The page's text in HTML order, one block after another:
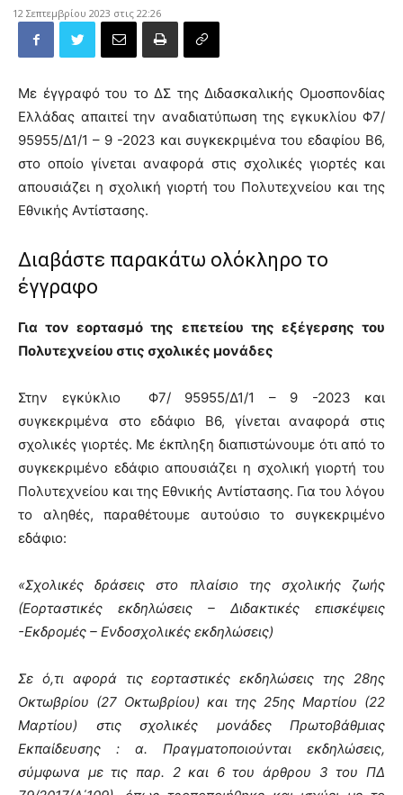
12 Σεπτεμβρίου 2023 στις 22:26
Με έγγραφό του το ΔΣ της Διδασκαλικής Ομοσπονδίας
Ελλάδας απαιτεί την αναδιατύπωση της εγκυκλίου Φ7/
95955/Δ1/1 – 9 -2023 και συγκεκριμένα του εδαφίου Β6,
στο οποίο γίνεται αναφορά στις σχολικές γιορτές και
απουσιάζει η σχολική γιορτή του Πολυτεχνείου και της
Εθνικής Αντίστασης.
Διαβάστε παρακάτω ολόκληρο το
έγγραφο
Για τον εορτασμό της επετείου της εξέγερσης του
Πολυτεχνείου στις σχολικές μονάδες
Στην εγκύκλιο Φ7/ 95955/Δ1/1 – 9 -2023 και
συγκεκριμένα στο εδάφιο Β6, γίνεται αναφορά στις
σχολικές γιορτές. Με έκπληξη διαπιστώνουμε ότι από το
συγκεκριμένο εδάφιο απουσιάζει η σχολική γιορτή του
Πολυτεχνείου και της Εθνικής Αντίστασης. Για του λόγου
το αληθές, παραθέτουμε αυτούσιο το συγκεκριμένο
εδάφιο:
«Σχολικές δράσεις στο πλαίσιο της σχολικής ζωής
(Εορταστικές εκδηλώσεις – Διδακτικές επισκέψεις
-Εκδρομές – Ενδοσχολικές εκδηλώσεις)
Σε ό,τι αφορά τις εορταστικές εκδηλώσεις της 28ης
Οκτωβρίου (27 Οκτωβρίου) και της 25ης Μαρτίου (22
Μαρτίου) στις σχολικές μονάδες Πρωτοβάθμιας
Εκπαίδευσης : α. Πραγματοποιούνται εκδηλώσεις,
σύμφωνα με τις παρ. 2 και 6 του άρθρου 3 του ΠΔ